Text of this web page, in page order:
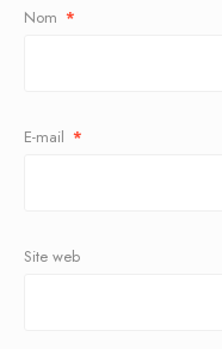
Nom *
E-mail *
Site web